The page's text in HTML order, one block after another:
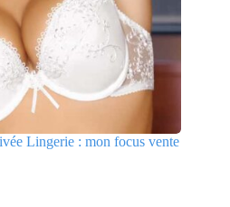
Lingerie : mon focus vente